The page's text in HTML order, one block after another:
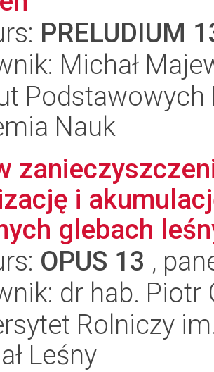
PRELUDIUM
Michał
Nauk
i
glebach
OPUS 13 ,
dr hab. Piotr
Rolniczy
Leśny